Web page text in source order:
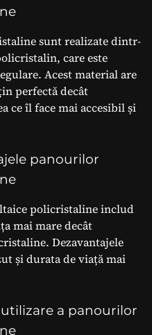
sunt realizate dintr-
care este
Acest material are
perfectă decât
ce îl face mai accesibil și
panourilor
policristaline includ
mai mare decât
Dezavantajele
și durata de viață mai
a panourilor